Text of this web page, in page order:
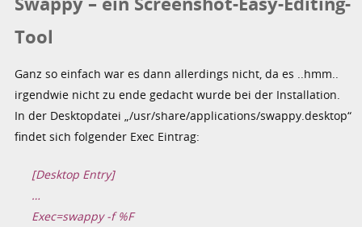
Tool
Ganz so einfach war es dann allerdings nicht, da es ..hmm..
irgendwie nicht zu ende gedacht wurde bei der Installation.
In der Desktopdatei „/usr/share/applications/swappy.desktop“
findet sich folgender Exec Eintrag:
[Desktop Entry]
…
Exec=swappy -f %F